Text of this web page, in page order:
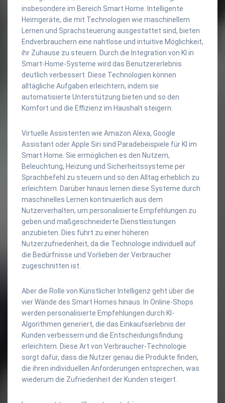
insbesondere im Bereich Smart Home. Intelligente
Heimgeräte, die mit Technologien wie maschinellem
Lernen und Sprachsteuerung ausgestattet sind, bieten
Endverbrauchern eine nahtlose und intuitive Möglichkeit,
ihr Zuhause zu steuern. Durch die Integration von KI in
Smart-Home-Systeme wird das Benutzererlebnis
deutlich verbessert. Diese Technologien können
alltägliche Aufgaben erleichtern, indem sie
automatisierte Unterstützung bieten und so den
Komfort und die Effizienz im Haushalt steigern.
Virtuelle Assistenten wie Amazon Alexa, Google
Assistant oder Apple Siri sind Paradebeispiele für KI im
Smart Home. Sie ermöglichen es den Nutzern,
Beleuchtung, Heizung und Sicherheitssysteme per
Sprachbefehl zu steuern und so den Alltag erheblich zu
erleichtern. Darüber hinaus lernen diese Systeme durch
maschinelles Lernen kontinuierlich aus dem
Nutzerverhalten, um personalisierte Empfehlungen zu
geben und maßgeschneiderte Dienstleistungen
anzubieten. Dies führt zu einer höheren
Nutzerzufriedenheit, da die Technologie individuell auf
die Bedürfnisse und Vorlieben der Verbraucher
zugeschnitten ist.
Aber die Rolle von Künstlicher Intelligenz geht über die
vier Wände des Smart Homes hinaus. In Online-Shops
werden personalisierte Empfehlungen durch KI-
Algorithmen generiert, die das Einkaufserlebnis der
Kunden verbessern und die Entscheidungsfindung
erleichtern. Diese Art von Verbraucher-Technologie
sorgt dafür, dass die Nutzer genau die Produkte finden,
die ihren individuellen Anforderungen entsprechen, was
wiederum die Zufriedenheit der Kunden steigert.